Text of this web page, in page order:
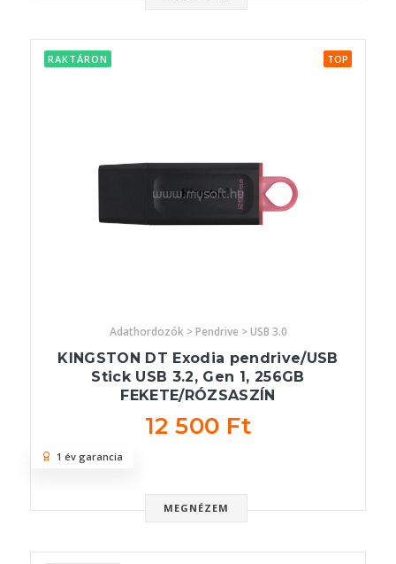
RAKTÁRON TOP
Adathordozók > Pendrive > USB 3.0
KINGSTON DT Exodia pendrive/USB
Stick USB 3.2, Gen 1, 256GB
FEKETE/RÓZSASZÍN
12 500 Ft
MEGNÉZEM
1 év garancia